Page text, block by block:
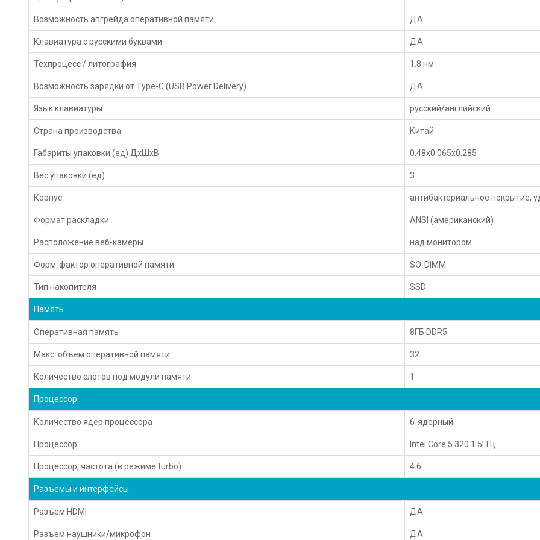
Возможность апгрейда оперативной памяти ДА
Клавиатура с русскими буквами ДА
Техпроцесс / литография 1.8 нм
Возможность зарядки от Type-C (USB Power Delivery) ДА
Язык клавиатуры русский/английский
Страна производства Китай
Габариты упаковки (ед) ДхШхВ 0.48x0.065x0.285
Вес упаковки (ед) 3
Корпус антибактериальное покрытие,
Формат раскладки ANSI (американский)
Расположение веб-камеры над монитором
Форм-фактор оперативной памяти SO-DIMM
Тип накопителя SSD
Память
Оперативная память 8ГБ DDR5
Макс. объем оперативной памяти 32
Количество слотов под модули памяти 1
Процессор
Количество ядер процессора 6-ядерный
Процессор Intel Core 5 320 1.5ГГц
Процессор, частота (в режиме turbo) 4.6
Разъемы и интерфейсы
Разъем HDMI ДА
Разъем наушники/микрофон ДА